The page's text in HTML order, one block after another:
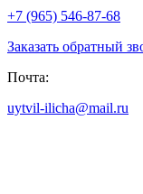
+7 (965) 546-87-68
Заказать обратный
Почта:
uytvil-ilicha@mail.ru